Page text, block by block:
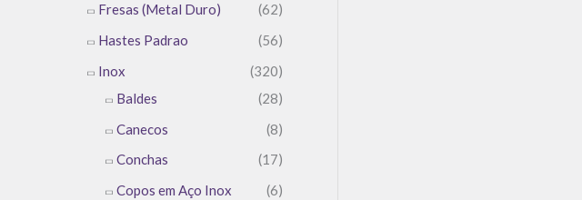
Fresas (Metal Duro)
(62)
Hastes Padrao
(56)
Inox
(320)
Baldes
(28)
Canecos
(8)
Conchas
(17)
Copos em Aço Inox
(6)